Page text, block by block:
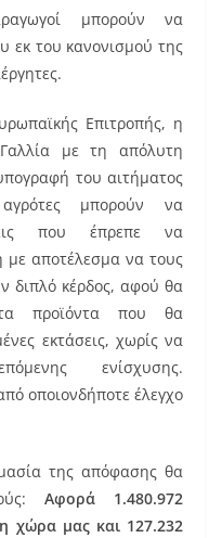
μπορούν να
εκ του κανονισμού της
Επιτροπής, η
με τη απόλυτη
του αιτήματος
μπορούν να
που έπρεπε να
αποτέλεσμα να τους
διπλό κέρδος, αφού θα
προϊόντα που θα
εκτάσεις, χωρίς να
ενίσχυσης.
οποιονδήποτε έλεγχο
της απόφασης θα
Αφορά 1.480.972
χώρα μας και 127.232